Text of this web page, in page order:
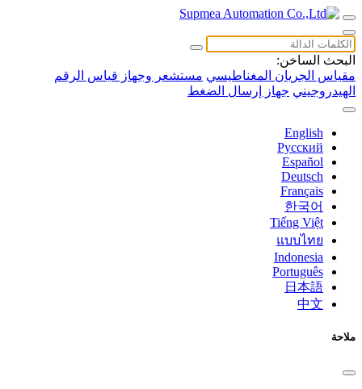
البحث الساخن:
مقياس الجريان المغناطيسي مستشعر وجهاز قياس الرقم
الهيدروجيني جهاز إرسال الضغط
English
Русский
Español
Deutsch
Français
한국어
Tiếng Việt
แบบไทย
Indonesia
Português
日本語
中文
ملاحة